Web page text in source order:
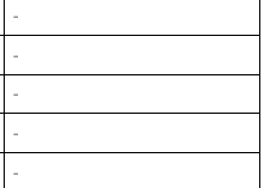
-
-
-
-
-